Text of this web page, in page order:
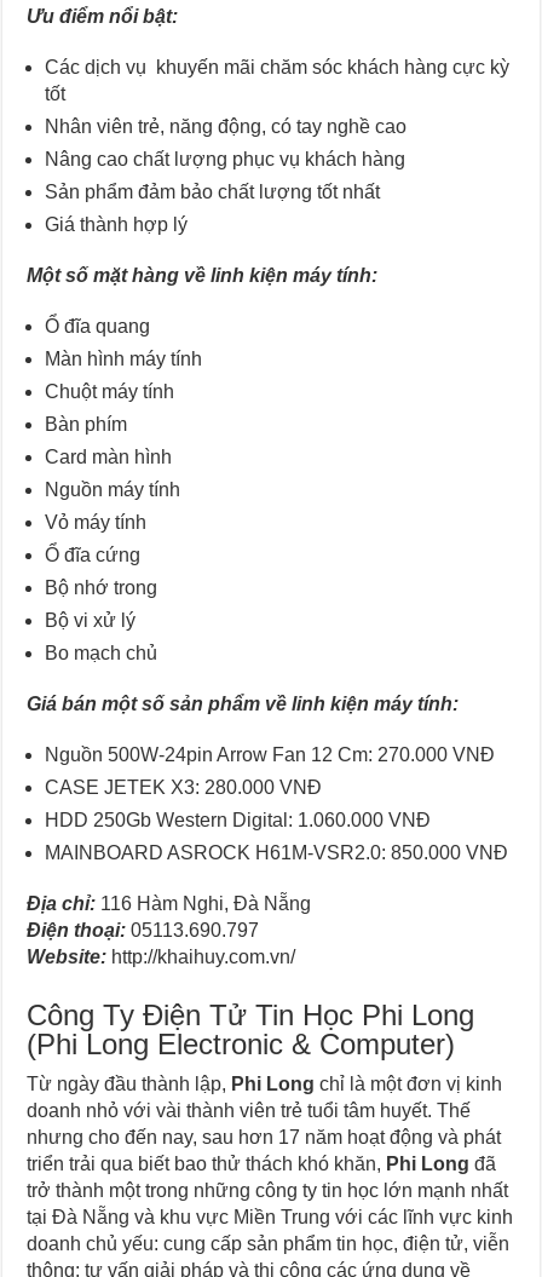
Ưu điểm nổi bật:
Các dịch vụ khuyến mãi chăm sóc khách hàng cực kỳ
tốt
Nhân viên trẻ, năng động, có tay nghề cao
Nâng cao chất lượng phục vụ khách hàng
Sản phẩm đảm bảo chất lượng tốt nhất
Giá thành hợp lý
Một số mặt hàng về linh kiện máy tính:
Ổ đĩa quang
Màn hình máy tính
Chuột máy tính
Bàn phím
Card màn hình
Nguồn máy tính
Vỏ máy tính
Ổ đĩa cứng
Bộ nhớ trong
Bộ vi xử lý
Bo mạch chủ
Giá bán một số sản phẩm về linh kiện máy tính:
Nguồn 500W-24pin Arrow Fan 12 Cm: 270.000 VNĐ
CASE JETEK X3: 280.000 VNĐ
HDD 250Gb Western Digital: 1.060.000 VNĐ
MAINBOARD ASROCK H61M-VSR2.0: 850.000 VNĐ
Địa chỉ: 116 Hàm Nghi, Đà Nẵng
Điện thoại: 05113.690.797
Website: http://khaihuy.com.vn/
Công Ty Điện Tử Tin Học Phi Long
(Phi Long Electronic & Computer)
Từ ngày đầu thành lập, Phi Long chỉ là một đơn vị kinh
doanh nhỏ với vài thành viên trẻ tuổi tâm huyết. Thế
nhưng cho đến nay, sau hơn 17 năm hoạt động và phát
triển trải qua biết bao thử thách khó khăn, Phi Long đã
trở thành một trong những công ty tin học lớn mạnh nhất
tại Đà Nẵng và khu vực Miền Trung với các lĩnh vực kinh
doanh chủ yếu: cung cấp sản phẩm tin học, điện tử, viễn
thông; tư vấn giải pháp và thi công các ứng dụng về